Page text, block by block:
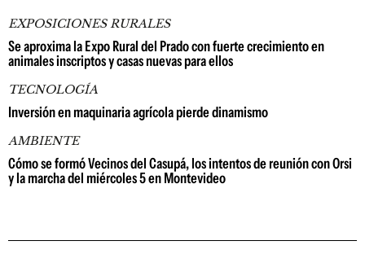
EXPOSICIONES RURALES
Se aproxima la Expo Rural del Prado con fuerte crecimiento en
animales inscriptos y casas nuevas para ellos
TECNOLOGÍA
Inversión en maquinaria agrícola pierde dinamismo
AMBIENTE
Cómo se formó Vecinos del Casupá, los intentos de reunión con Orsi
y la marcha del miércoles 5 en Montevideo